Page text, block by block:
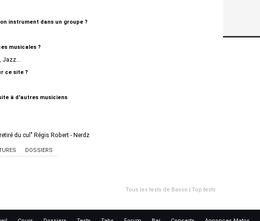
instrument dans un groupe ?
musicales ?
Jazz...
ce site ?
à d'autres musiciens
du cul" Régis Robert - Nerdz
DOSSIERS
Tous les tests de Basse | Top tests